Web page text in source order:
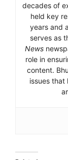
decades of
held key
years and
serves as
News
role in
content.
issues that